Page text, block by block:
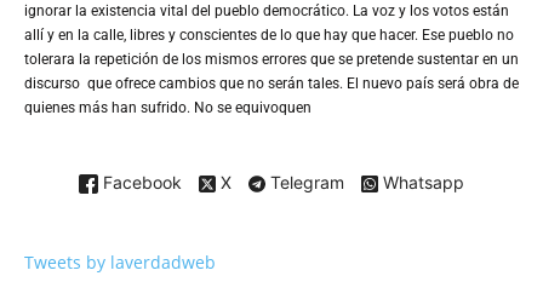
ignorar la existencia vital del pueblo democrático. La voz y los votos están
allí y en la calle, libres y conscientes de lo que hay que hacer. Ese pueblo no
tolerara la repetición de los mismos errores que se pretende sustentar en un
discurso que ofrece cambios que no serán tales. El nuevo país será obra de
quienes más han sufrido. No se equivoquen
Facebook X Telegram Whatsapp
Tweets by laverdadweb